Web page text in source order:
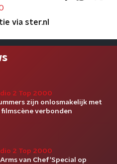
via ster.nl
2 Top 2000
zijn onlosmakelijk met
filmscène verbonden
2 Top 2000
Arms van Chef'Special op